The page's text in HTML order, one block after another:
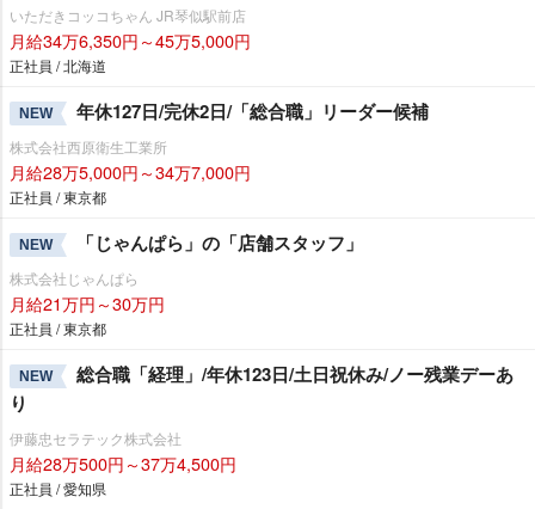
いただきコッコちゃん JR琴似駅前店
月給34万6,350円～45万5,000円
正社員 / 北海道
NEW 年休127日/完休2日/「総合職」リーダー候補
株式会社西原衛生工業所
月給28万5,000円～34万7,000円
正社員 / 東京都
NEW 「じゃんぱら」の「店舗スタッフ」
株式会社じゃんぱら
月給21万円～30万円
正社員 / 東京都
NEW
総合職「経理」/年休123日/土日祝休み/ノー残業デーあ
り
伊藤忠セラテック株式会社
月給28万500円～37万4,500円
正社員 / 愛知県